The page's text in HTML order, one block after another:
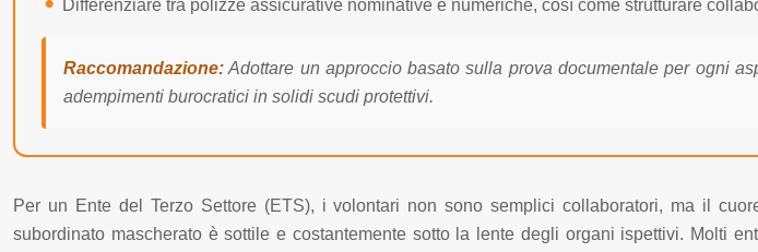
Differenziare tra polizze assicurative nominative e numeriche, così come strutturare
Raccomandazione: Adottare un approccio basato sulla prova documentale per ogni
adempimenti burocratici in solidi scudi protettivi.
Per un Ente del Terzo Settore (ETS), i volontari non sono semplici collaboratori, ma il
subordinato mascherato è sottile e costantemente sotto la lente degli organi ispettivi. Molti